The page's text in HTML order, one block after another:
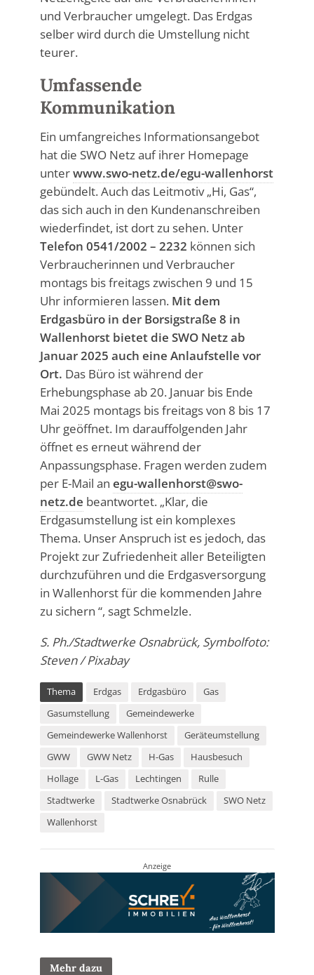
und Verbraucher umgelegt. Das Erdgas
selber wird durch die Umstellung nicht
teurer.
Umfassende
Kommunikation
Ein umfangreiches Informationsangebot
hat die SWO Netz auf ihrer Homepage
unterwww.swo-netz.de/egu-wallenhorst
gebündelt. Auch das Leitmotiv „Hi, Gas“,
das sich auch in den Kundenanschreiben
wiederfindet, ist dort zu sehen. Unter
Telefon 0541/2002 – 2232 können sich
Verbraucherinnen und Verbraucher
montags bis freitags zwischen 9 und 15
Uhr informieren lassen. Mit dem
Erdgasbüro in der Borsigstraße 8 in
Wallenhorst bietet die SWO Netz ab
Januar 2025 auch eine Anlaufstelle vor
Ort. Das Büro ist während der
Erhebungsphase ab 20. Januar bis Ende
Mai 2025 montags bis freitags von 8 bis 17
Uhr geöffnet. Im darauffolgenden Jahr
öffnet es erneut während der
Anpassungsphase. Fragen werden zudem
per E-Mail an egu-wallenhorst@swo-
netz.de beantwortet. „Klar, die
Erdgasumstellung ist ein komplexes
Thema. Unser Anspruch ist es jedoch, das
Projekt zur Zufriedenheit aller Beteiligten
durchzuführen und die Erdgasversorgung
in Wallenhorst für die kommenden Jahre
zu sichern “, sagt Schmelzle.
S. Ph./Stadtwerke Osnabrück, Symbolfoto:
Steven / Pixabay
Thema Erdgas Erdgasbüro
Gas
Gasumstellung
Gemeindewerke
Gemeindewerke Wallenhorst
Geräteumstellung
GWW
GWW Netz H-Gas
Hausbesuch
Hollage
L-Gas Lechtingen
Rulle
Stadtwerke
Stadtwerke Osnabrück
SWO Netz
Wallenhorst
Anzeige
Mehr dazu